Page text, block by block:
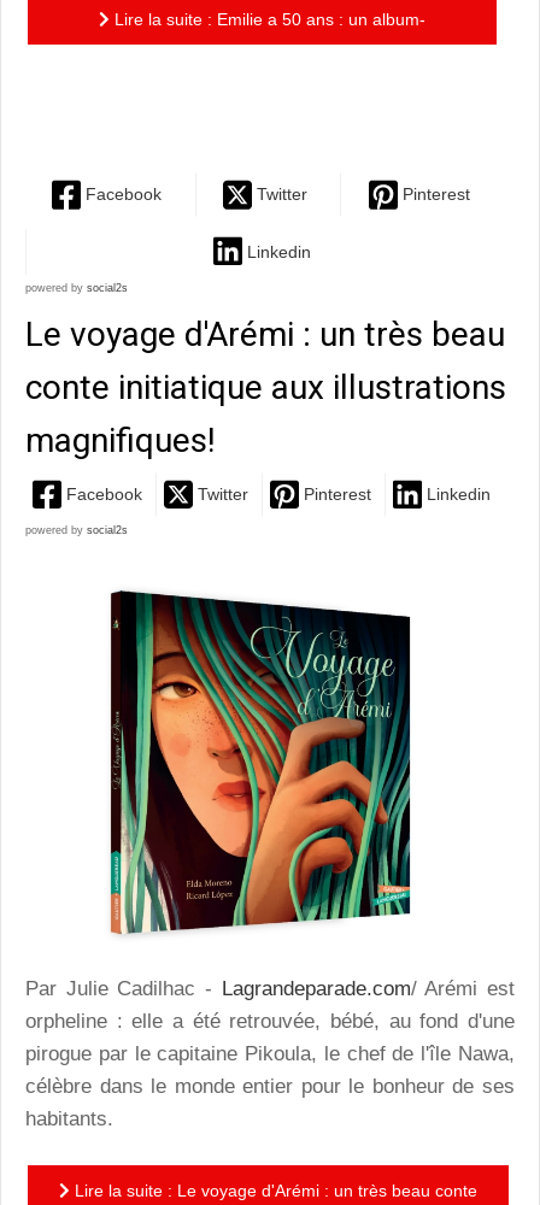
Lire la suite : Emilie a 50 ans : un album-
Facebook Twitter Pinterest
Linkedin
powered by social2s
Le voyage d'Arémi : un très beau
conte initiatique aux illustrations
magnifiques!
Facebook Twitter Pinterest Linkedin
powered by social2s
Par Julie Cadilhac - Lagrandeparade.com/ Arémi est
orpheline : elle a été retrouvée, bébé, au fond d'une
pirogue par le capitaine Pikoula, le chef de l'île Nawa,
célèbre dans le monde entier pour le bonheur de ses
habitants.
Lire la suite : Le voyage d'Arémi : un très beau conte